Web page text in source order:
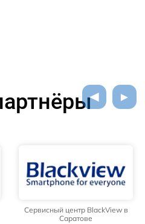
Сервисный центр BlackView в
Саратове